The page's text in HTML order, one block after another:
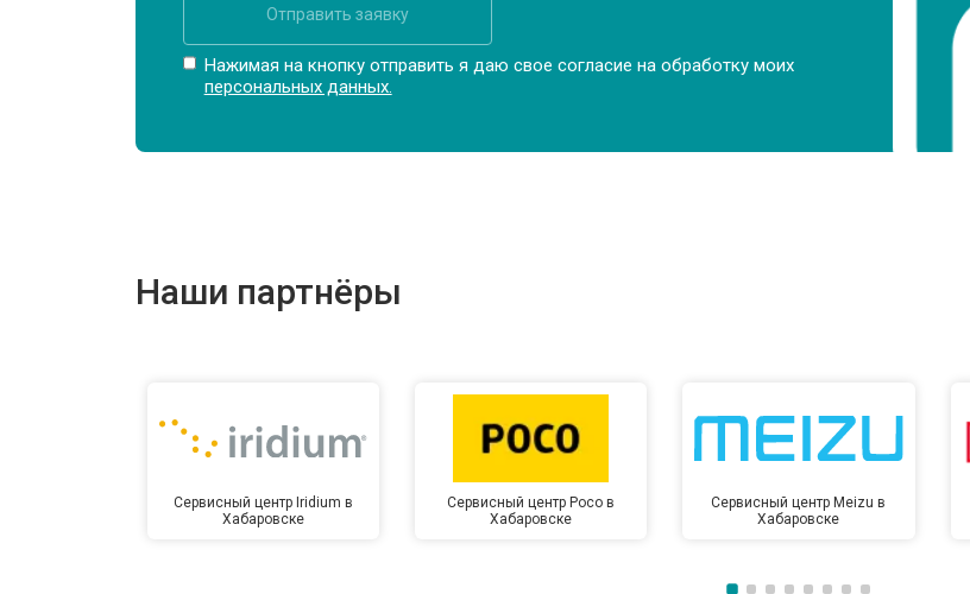
Отправить заявку
Нажимая на кнопку отправить я даю свое согласие на обработку моих
персональных данных.
Наши партнёры
Сервисный центр Iridium в
Хабаровске
Сервисный центр Poco в
Хабаровске
Сервисный центр Meizu в
Хабаровске